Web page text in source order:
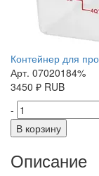
Контейнер для
Арт. 07020184%
3450 ₽ RUB
-
В корзину
Описание